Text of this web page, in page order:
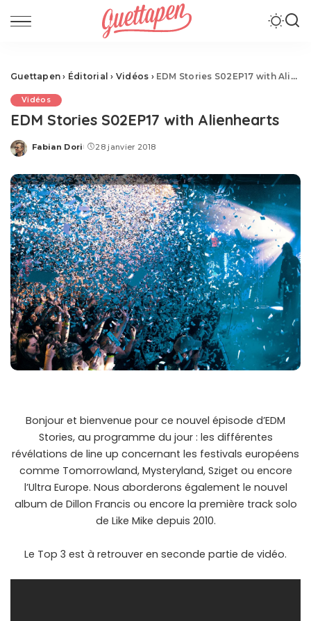
Guettapen › Éditorial › Vidéos › EDM Stories S02EP17 with Alienhearts
Vidéos
EDM Stories S02EP17 with Alienhearts
Posted
Fabian Dori 28 janvier 2018
Bonjour et bienvenue pour ce nouvel épisode d’EDM
Stories, au programme du jour : les différentes
révélations de line up concernant les festivals européens
comme Tomorrowland, Mysteryland, Sziget ou encore
l’Ultra Europe. Nous aborderons également le nouvel
album de Dillon Francis ou encore la première track solo
de Like Mike depuis 2010.
Le Top 3 est à retrouver en seconde partie de vidéo.